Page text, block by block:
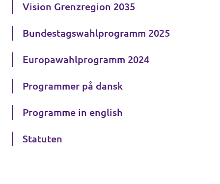
Vision Grenzregion 2035
Bundestagswahlprogramm 2025
Europawahlprogramm 2024
Programmer på dansk
Programme in english
Statuten